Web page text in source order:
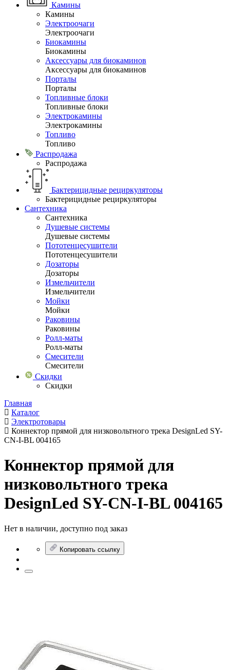
Камины
Камины
Электроочаги
Электроочаги
Биокамины
Биокамины
Аксессуары для биокаминов
Аксессуары для биокаминов
Порталы
Порталы
Топливные блоки
Топливные блоки
Электрокамины
Электрокамины
Топливо
Топливо
Распродажа
Распродажа
Бактерицидные рециркуляторы
Бактерицидные рециркуляторы
Сантехника
Сантехника
Душевые системы
Душевые системы
Пототенцесушители
Пототенцесушители
Дозаторы
Дозаторы
Измельчители
Измельчители
Мойки
Мойки
Раковины
Раковины
Ролл-маты
Ролл-маты
Смесители
Смесители
Скидки
Скидки
Главная
Каталог
Электротовары
Коннектор прямой для низковольтного трека DesignLed SY-
CN-I-BL 004165
Коннектор прямой для
низковольтного трека
DesignLed SY-CN-I-BL 004165
Нет в наличии, доступно под заказ
Копировать ссылку